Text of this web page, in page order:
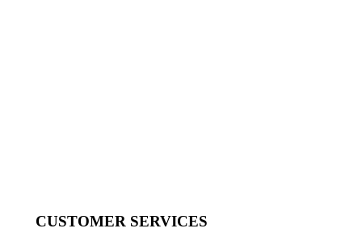
CUSTOMER SERVICES